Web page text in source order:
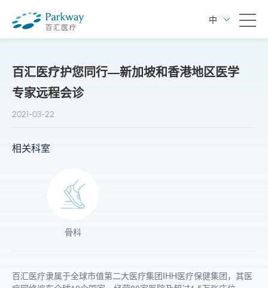
中
百汇医疗护您同行—新加坡和香港地区医学
专家远程会诊
2021-03-22
相关科室
骨科
百汇医疗隶属于全球市值第二大医疗集团IHH医疗保健集团，其医